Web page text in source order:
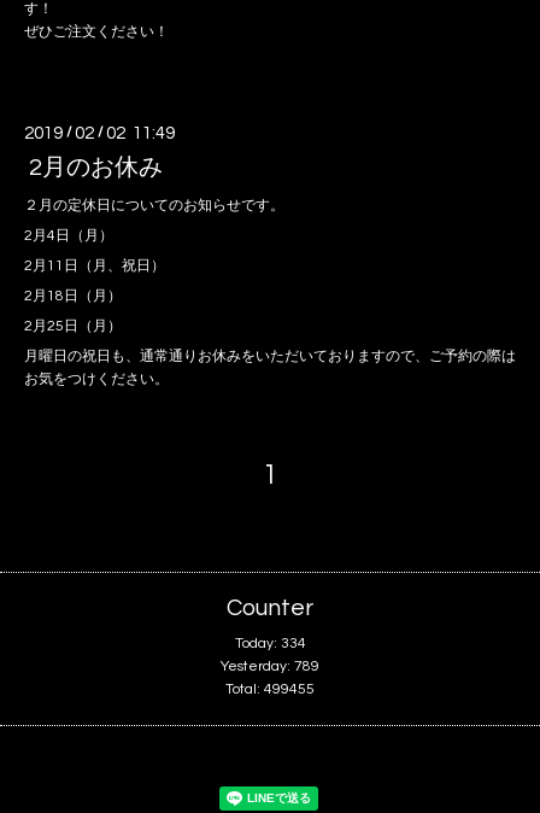
す！
ぜひご注文ください！
2019 /02 /02 11:49
2月のお休み
２月の定休日についてのお知らせです。
2月4日（月）
2月11日（月、祝日）
2月18日（月）
2月25日（月）
月曜日の祝日も、通常通りお休みをいただいておりますので、ご予約の際は
お気をつけください。
1
Counter
Today: 334
Yesterday: 789
Total: 499455